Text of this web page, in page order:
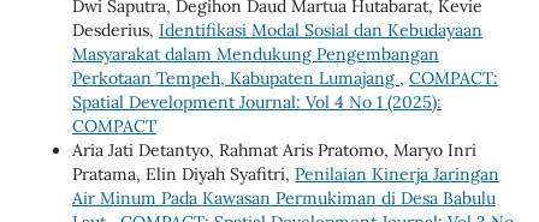
Dwi Saputra, Degihon Daud Martua Hutabarat, Kevie
Desderius, Identifikasi Modal Sosial dan Kebudayaan
Masyarakat dalam Mendukung Pengembangan
Perkotaan Tempeh, Kabupaten Lumajang , COMPACT:
Spatial Development Journal: Vol 4 No 1 (2025):
COMPACT
Aria Jati Detantyo, Rahmat Aris Pratomo, Maryo Inri
Pratama, Elin Diyah Syafitri, Penilaian Kinerja Jaringan
Air Minum Pada Kawasan Permukiman di Desa Babulu